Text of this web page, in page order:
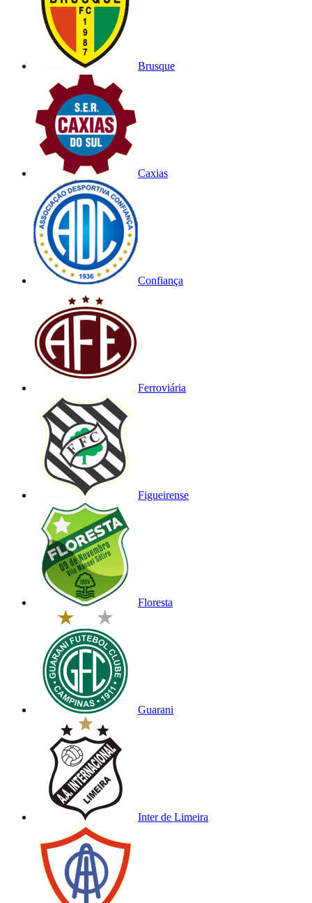
Brusque
Caxias
Confiança
Ferroviária
Figueirense
Floresta
Guarani
Inter de Limeira